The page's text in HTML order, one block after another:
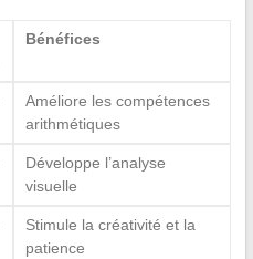
Bénéfices
Améliore les compétences
arithmétiques
Développe l’analyse
visuelle
Stimule la créativité et la
patience